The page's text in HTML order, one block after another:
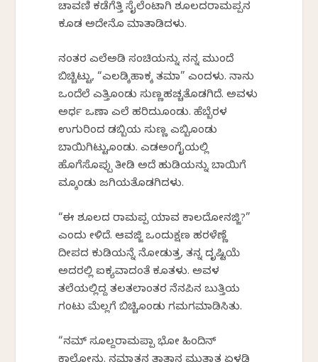
ಚಾವಣಿ ಕಡೆಗೆತ್ತಿ ಸೈಲೆಂಟಾಗಿ ಶೂಲದರಾಮಪ್ಪನ
ಕೂಡ ಅದೇನೊ ಮಾತಾಡಿದಳು.
ನಂತರ ಎಲೆಅಡಿಕೆ ಸಂಚಿಯನ್ನು ನನ್ನ ಮುಂದೆ
ಬಿಚ್ಚಿಟ್ಟು, “ಎಲಡ್ಕಿಹಾಕ್ಕ ತಮಾ” ಎಂದಳು. ನಾನು
ಒಂದೆಲೆ ಎತ್ತಿಕೊಂಡು ಸುಣ್ಣಹಚ್ಚತೊಡಗಿದೆ. ಅವಳು
ಅರ್ಧ ಒಣಾ ಎಲೆ ಹರಿದುಕೊಂಡು. ಹೆಬ್ಬೆರಳ
ಉಗುರಿಂದ ಡಬ್ಬಿಯ ಸುಣ್ಣ ಎಬ್ಬಿಕೊಂಡು
ಬಾಯಿಗಿಟ್ಟುಕೊಂಡು. ಎಡಅಂಗೈಯಲ್ಲಿ
ಹೊಗೆಸೊಪ್ಪು ತೀಡಿ ಅದೆ ಹುಡಿಯನ್ನು ಬಾಯಿಗೆ
ವಕ್ಕೊಂಡು ಜಗಿಯತೊಡಗಿದಳು.
“ಈ ಶೂಲದ ರಾಮಪ್ಪ ಯಾವ ಕಾಲದೋನಜ್ಜಿ?”
ಎಂದು ಕೇಳಿದೆ. ಆವಜ್ಜಿ ಒಂದುಕ್ಷಣ ಹರಳೆಣ್ಣೆ
ದೀಪದ ಕುಡಿಯನ್ನೆ ನೋಡುತ್ತ, ತನ್ನ ದೃಷ್ಟಿಯೆ
ಅದರಲ್ಲಿ ಐಕ್ಯವಾದಂತೆ ಕೂತಳು. ಅವಳ
ತಲೆಯಲ್ಲಿದ್ದ ತಲತಲಾಂತರ ನೆನಪಿನ ಬುತ್ತಿಯ
ಗಂಟು ಮೆಲ್ಲಗೆ ಬಿಚ್ಚಿಕೊಂಡು ಗಮಗಮಾಡಿಸಿತು.
“ನಮ್ ಸೂಲ್ದರಾಮಪ್ಪಾ ಭೋ ಹಿಂದಿನ್